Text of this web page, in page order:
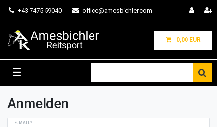
+43 7475 59040 office@amesbichler.com
0,00 EUR
☰
Anmelden
E-MAIL*